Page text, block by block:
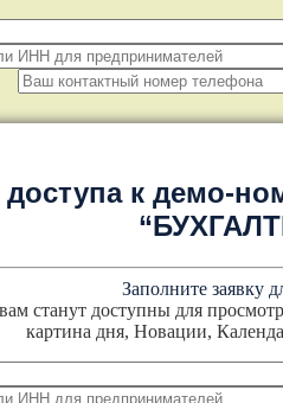
доступа к демо-
Заполните заявку
станут доступны для
картина дня, Новации,